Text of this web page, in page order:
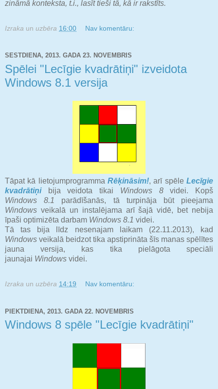
zināmā konteksta, t.i., lasīt tieši tā, kā ir rakstīts.
Izraka un uzbēra 16:00 Nav komentāru:
SESTDIENA, 2013. GADA 23. NOVEMBRIS
Spēlei "Lecīgie kvadrātiņi" izveidota
Windows 8.1 versija
Tāpat kā lietojumprogramma Rēķināsim!, arī spēle Lecīgie
kvadrātiņibija veidota tikai Windows 8videi. Kopš
Windows 8.1
parādīšanās, tā turpināja būt pieejama
Windows veikalā un instalējama arī šajā vidē, bet nebija
īpaši optimizēta darbam Windows 8.1 videi.
Tā tas bija līdz nesenajam laikam (22.11.2013), kad
Windows veikalā beidzot tika apstiprināta šīs manas spēlītes
jauna versija, kas tika pielāgota speciāli
jaunajai Windows videi.
Izraka un uzbēra 14:19 Nav komentāru:
PIEKTDIENA, 2013. GADA 22. NOVEMBRIS
Windows 8 spēle "Lecīgie kvadrātiņi"